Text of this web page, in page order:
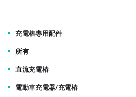
充電樁專用配件
所有
直流充電樁
電動車充電器/充電樁